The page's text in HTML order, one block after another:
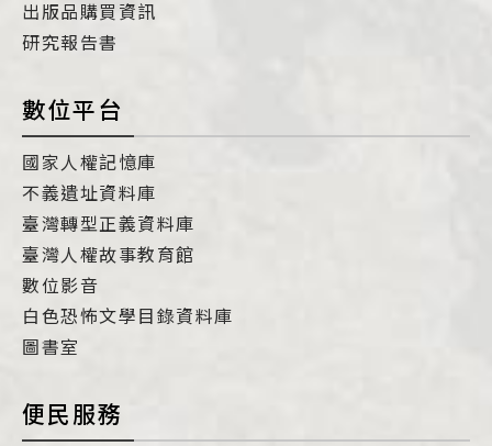
出版品購買資訊
研究報告書
數位平台
國家人權記憶庫
不義遺址資料庫
臺灣轉型正義資料庫
臺灣人權故事教育館
數位影音
白色恐怖文學目錄資料庫
圖書室
便民服務